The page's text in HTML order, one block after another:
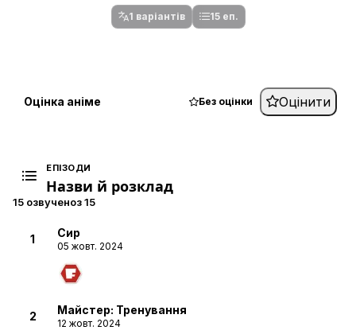
1 варіантів 15 еп.
Оцінка аніме Без оцінки Оцінити
ЕПІЗОДИ
Назви й розклад
15 озвученоз 15
1 Сир
05 жовт. 2024
2 Майстер: Тренування
12 жовт. 2024